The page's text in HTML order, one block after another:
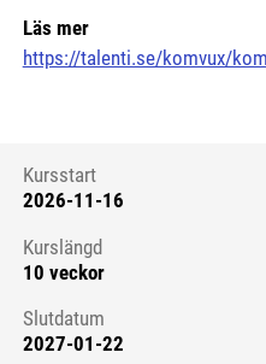
Läs mer
https://talenti.se/komvux/
Kursstart 6210720
Kursstart
2026-11-16
Kurslängd
10 veckor
Slutdatum
2027-01-22